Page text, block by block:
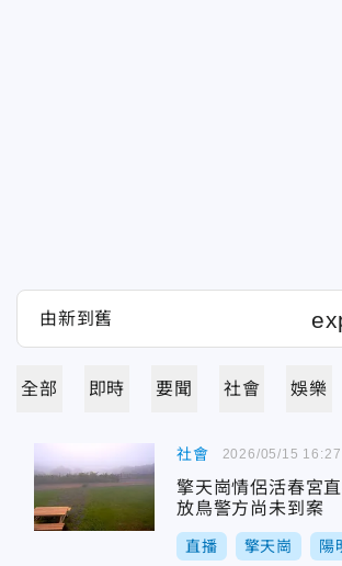
全部 即時 要聞 社會 娛樂
社會
擎天崗情侶活春宮
放鳥警方尚未到案
直播 擎天崗 陽
2026/05/15 16:27